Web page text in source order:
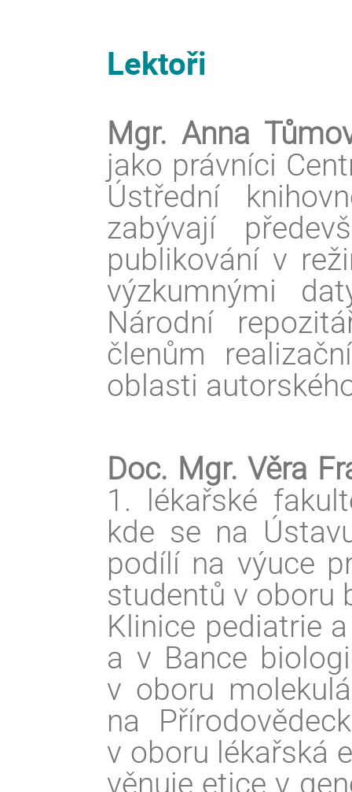
Lektoři
Mgr. Anna
jako právníci
Ústřední
zabývají
publikování v
výzkumnými
Národní
členům
oblasti
Doc. Mgr. Věra
1. lékařské
kde se na
podílí na výuce
studentů v oboru
Klinice pediatrie
a v Bance
v oboru
na
v oboru lékařská
věnuje etice v